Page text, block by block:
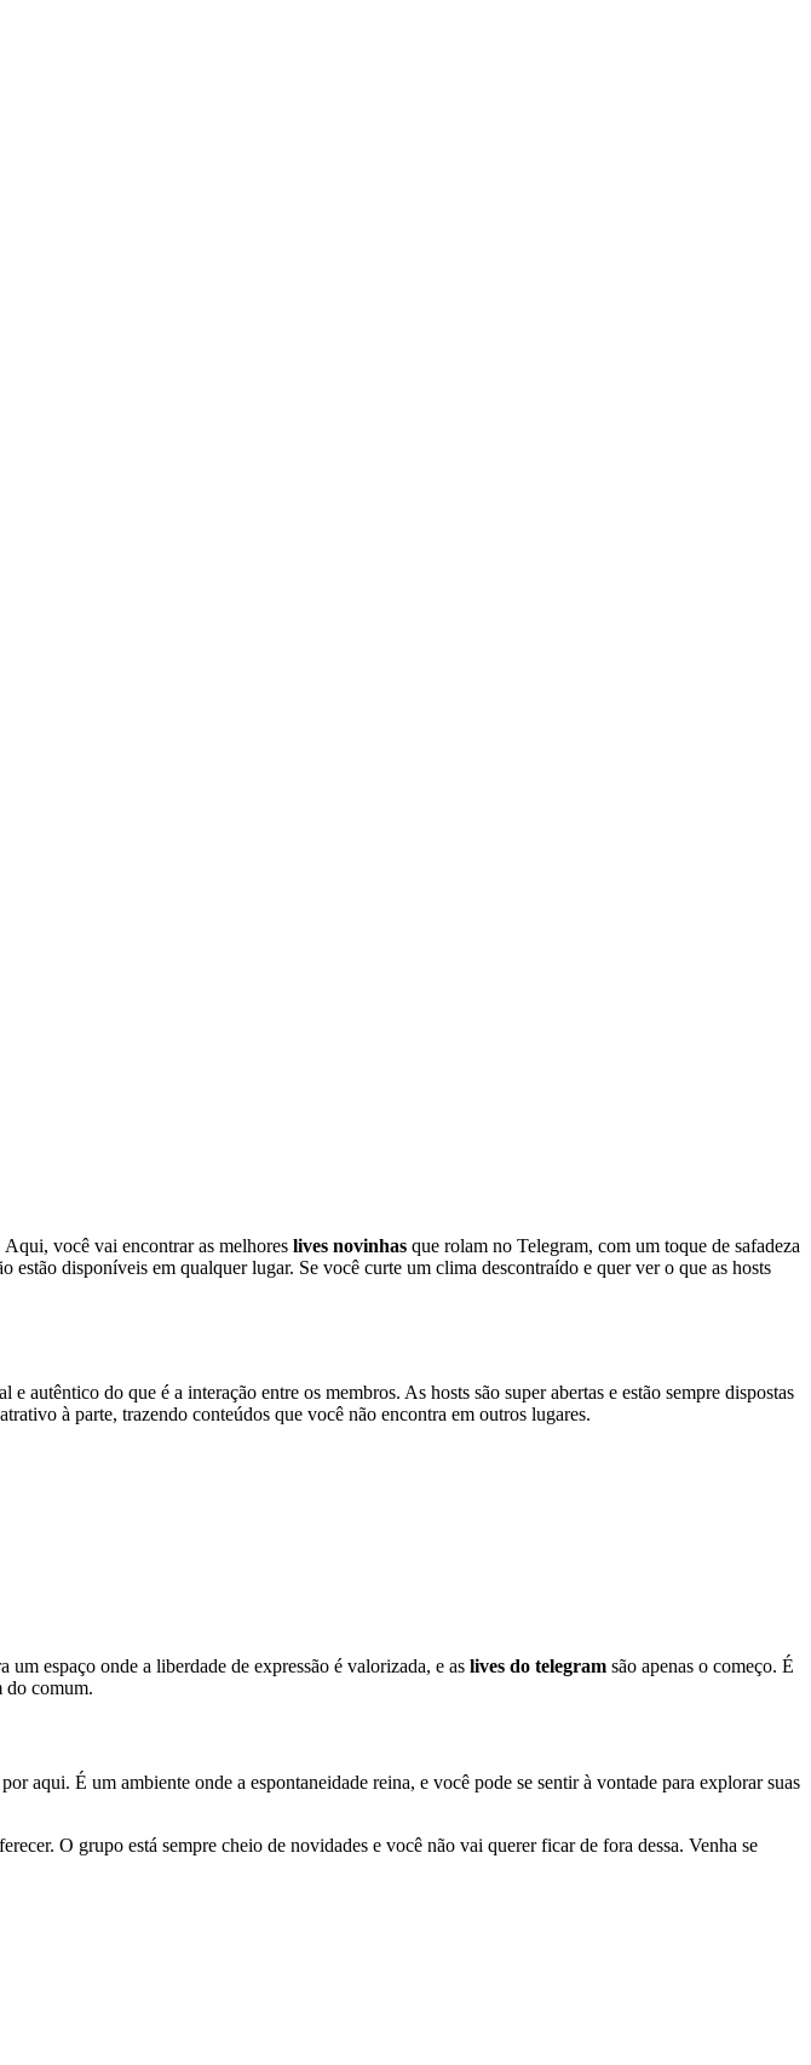
Aqui, você vai encontrar as melhores lives novinhas que rolam no Telegram, com um toque de safadeza
estão disponíveis em qualquer lugar. Se você curte um clima descontraído e quer ver o que as hosts
e autêntico do que é a interação entre os membros. As hosts são super abertas e estão sempre dispostas
à parte, trazendo conteúdos que você não encontra em outros lugares.
espaço onde a liberdade de expressão é valorizada, e as lives do telegram são apenas o começo. É
do comum.
aqui. É um ambiente onde a espontaneidade reina, e você pode se sentir à vontade para explorar suas
O grupo está sempre cheio de novidades e você não vai querer ficar de fora dessa. Venha se